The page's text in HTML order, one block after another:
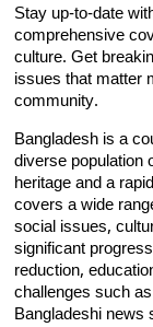
Stay up-to-date
comprehensive
culture. Get
issues that matter
community.
Bangladesh is a
diverse population
heritage and a
covers a wide
social issues,
significant
reduction,
challenges such
Bangladeshi news